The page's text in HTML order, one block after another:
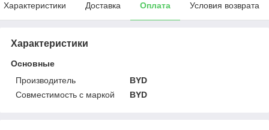
Характеристики Доставка Оплата Условия возврата
Характеристики
Основные
Производитель
BYD
Совместимость с маркой
BYD